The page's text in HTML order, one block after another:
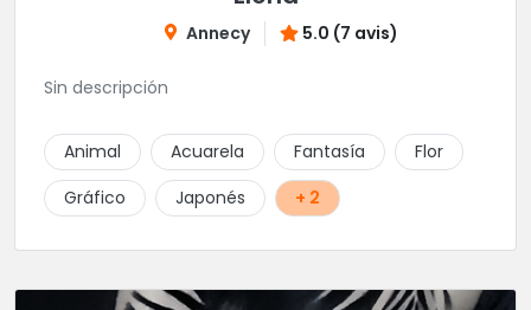
Annecy 5.0 (7 avis)
Sin descripción
Animal Acuarela Fantasía
Flor
Gráfico
Japonés + 2